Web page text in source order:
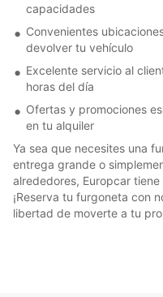
capacidades
Convenientes
devolver tu vehículo
Excelente servicio al
horas del día
Ofertas y promociones
en tu alquiler
Ya sea que necesites una
entrega grande o
alrededores, Europcar
¡Reserva tu furgoneta con
libertad de moverte a tu